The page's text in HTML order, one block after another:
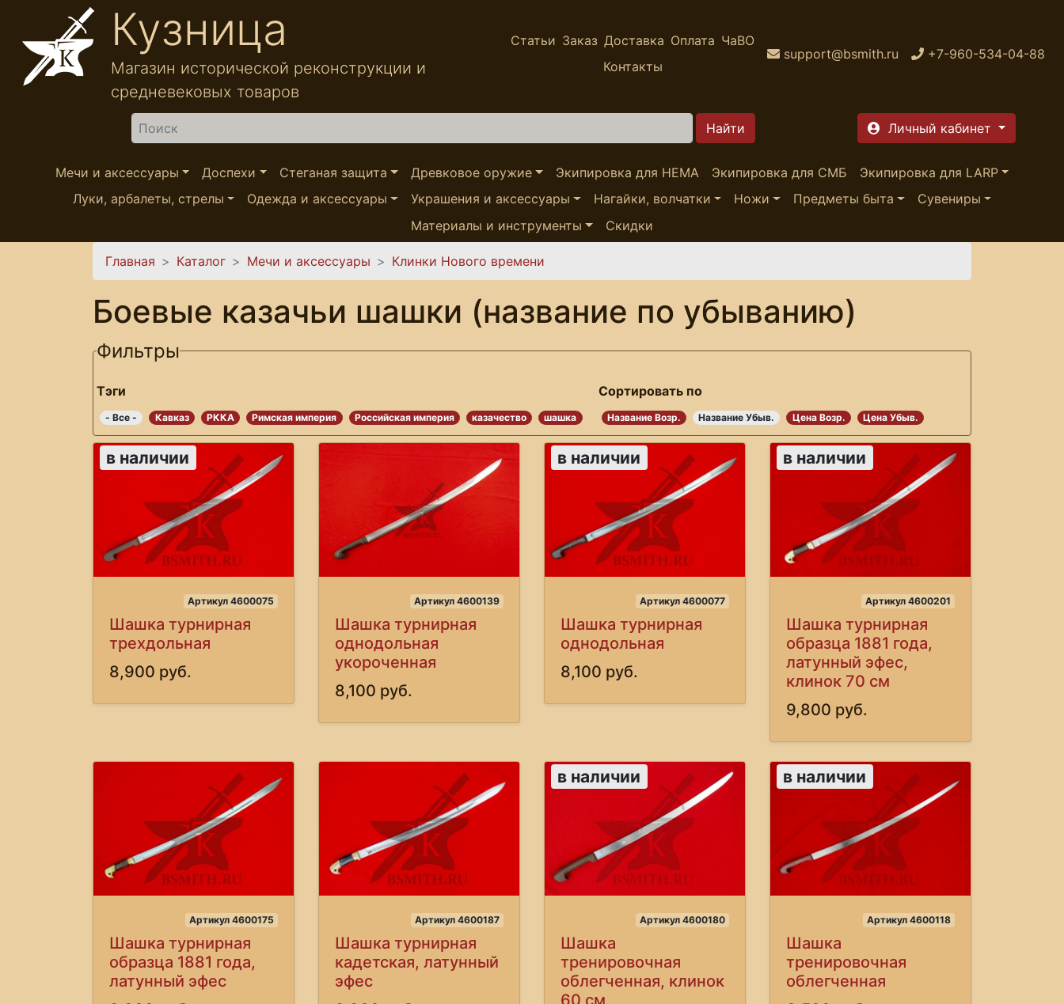
Перейти к основному содержанию
Кузница
Магазин исторической реконструкции и
средневековых товаров
Статьи Заказ Доставка Оплата ЧаВО
Контакты
support@bsmith.ru +7-960-534-04-88
Найти Личный кабинет
Мечи и аксессуары Доспехи Стеганая защита Древковое оружие Экипировка для HEMA Экипировка для СМБ
Экипировка для LARP
Луки, арбалеты, стрелы
Одежда и аксессуары Украшения и аксессуары Нагайки, волчатки Ножи Предметы быта
Сувениры
Материалы и инструменты
Скидки
Вы здесь
Главная Каталог Мечи и аксессуары Клинки Нового времени
Боевые казачьи шашки (название по убыванию)
Фильтры
Тэги
- Все - Кавказ РККА Римская империя Российская империя казачество шашка
Сортировать по
Название Возр. Название Убыв. Цена Возр. Цена Убыв.
в наличии
Артикул 4600075
Шашка турнирная
трехдольная
8,900 руб.
Артикул 4600139
Шашка турнирная
однодольная
укороченная
8,100 руб.
в наличии
Артикул 4600077
Шашка турнирная
однодольная
8,100 руб.
в наличии
Артикул 4600201
Шашка турнирная
образца 1881 года,
латунный эфес,
клинок 70 см
9,800 руб.
Артикул 4600175
Шашка турнирная
образца 1881 года,
латунный эфес
Артикул 4600187
Шашка турнирная
кадетская, латунный
эфес
в наличии
Артикул 4600180
Шашка
тренировочная
облегченная, клинок
60 см
в наличии
Артикул 4600118
Шашка
тренировочная
облегченная